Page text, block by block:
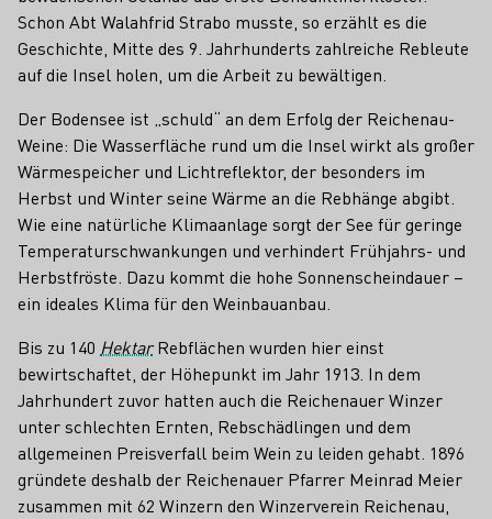
Schon Abt Walahfrid Strabo musste, so erzählt es die
Geschichte, Mitte des 9. Jahrhunderts zahlreiche Rebleute
auf die Insel holen, um die Arbeit zu bewältigen.
Der Bodensee ist „schuld“ an dem Erfolg der Reichenau-
Weine: Die Wasserfläche rund um die Insel wirkt als großer
Wärmespeicher und Lichtreflektor, der besonders im
Herbst und Winter seine Wärme an die Rebhänge abgibt.
Wie eine natürliche Klimaanlage sorgt der See für geringe
Temperaturschwankungen und verhindert Frühjahrs- und
Herbstfröste. Dazu kommt die hohe Sonnenscheindauer –
ein ideales Klima für den Weinbauanbau.
Bis zu 140 HektarRebflächen wurden hier einst
bewirtschaftet, der Höhepunkt im Jahr 1913. In dem
Jahrhundert zuvor hatten auch die Reichenauer Winzer
unter schlechten Ernten, Rebschädlingen und dem
allgemeinen Preisverfall beim Wein zu leiden gehabt. 1896
gründete deshalb der Reichenauer Pfarrer Meinrad Meier
zusammen mit 62 Winzern den Winzerverein Reichenau,